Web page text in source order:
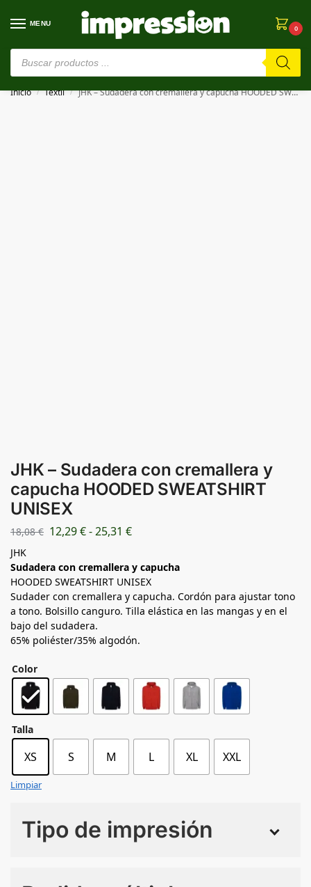
MENU
0
⚠️ Estamos en pruebas. Si algo falla, ¡Perdón!⚠️
Inicio / Textil / JHK – Sudadera con cremallera y capucha HOODED SWEATSHIRT UNISEX
JHK – Sudadera con cremallera y
capucha HOODED SWEATSHIRT
UNISEX
18,08€ 12,29€-25,31 €
JHK
Sudadera con cremallera y capucha
HOODED SWEATSHIRT UNISEX
Sudader con cremallera y capucha. Cordón para ajustar tono
a tono. Bolsillo canguro. Tilla elástica en las mangas y en el
bajo del sudadera.
65% poliéster/35% algodón.
Color
Talla
XS S M L XL XXL
Limpiar
Tipo de impresión